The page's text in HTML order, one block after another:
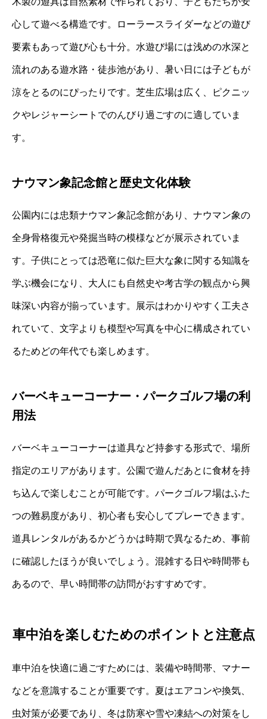
心して遊べる構造です。ローラースライダーなどの遊び
要素もあって遊び心も十分。水遊び場には浅めの水深と
流れのある遊水路・徒歩池があり、暑い日には子どもが
涼をとるのにぴったりです。芝生広場は広く、ピクニッ
クやレジャーシートでのんびり過ごすのに適していま
す。
ナウマン象記念館と歴史文化体験
公園内には忠類ナウマン象記念館があり、ナウマン象の
全身骨格復元や発掘当時の模様などが展示されていま
す。子供にとっては恐竜に似た巨大な象に関する知識を
学ぶ機会になり、大人にも自然史や考古学の観点から興
味深い内容が揃っています。展示はわかりやすく工夫さ
れていて、文字よりも模型や写真を中心に構成されてい
るためどの年代でも楽しめます。
バーベキューコーナー・パークゴルフ場の利
用法
バーベキューコーナーは道具など持参する形式で、場所
指定のエリアがあります。公園で遊んだあとに食材を持
ち込んで楽しむことが可能です。パークゴルフ場はふた
つの難易度があり、初心者も安心してプレーできます。
道具レンタルがあるかどうかは時期で異なるため、事前
に確認したほうが良いでしょう。混雑する日や時間帯も
あるので、早い時間帯の訪問がおすすめです。
車中泊を楽しむためのポイントと注意点
車中泊を快適に過ごすためには、装備や時間帯、マナー
などを意識することが重要です。夏はエアコンや換気、
虫対策が必要であり、冬は防寒や雪や凍結への対策をし